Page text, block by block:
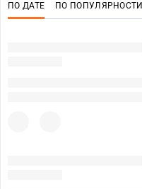
ПО ДАТЕ ПО ПОПУЛЯРНОСТИ